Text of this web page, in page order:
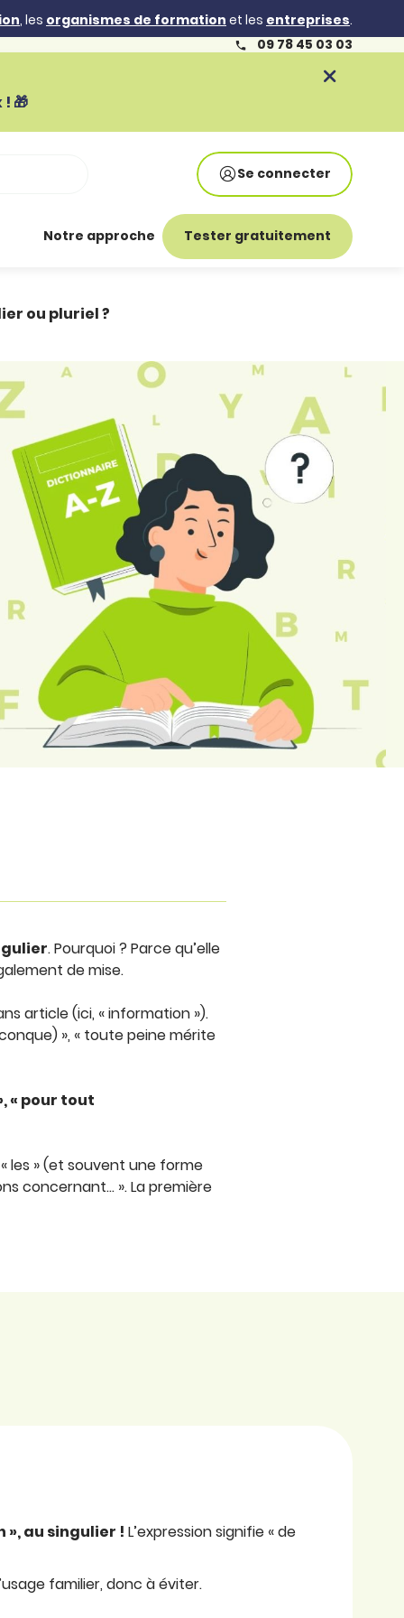
, les organismes de formation et les entreprises.
09 78 45 03 03
🎁
Se connecter
Notre approche Tester gratuitement
ou pluriel ?
. Pourquoi ? Parce qu’elle
de mise.
article (ici, « information »).
», « toute peine mérite
« pour tout
les » (et souvent une forme
concernant… ». La première
», au singulier ! L’expression signifie « de
familier, donc à éviter.